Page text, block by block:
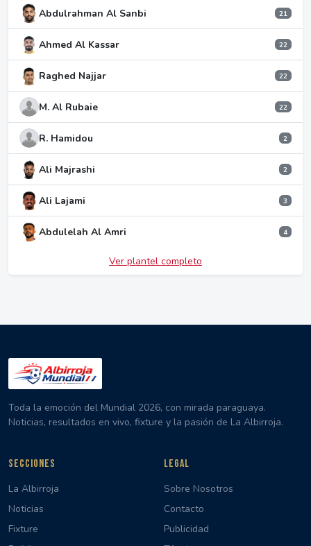
Abdulrahman Al Sanbi 21
Ahmed Al Kassar 22
Raghed Najjar 22
M. Al Rubaie 22
R. Hamidou 2
Ali Majrashi 2
Ali Lajami 3
Abdulelah Al Amri 4
Ver plantel completo
Toda la emoción del Mundial 2026, con mirada paraguaya.
Noticias, resultados en vivo, fixture y la pasión de La Albirroja.
SECCIONES
La Albirroja
Noticias
Fixture
LEGAL
Sobre Nosotros
Contacto
Publicidad